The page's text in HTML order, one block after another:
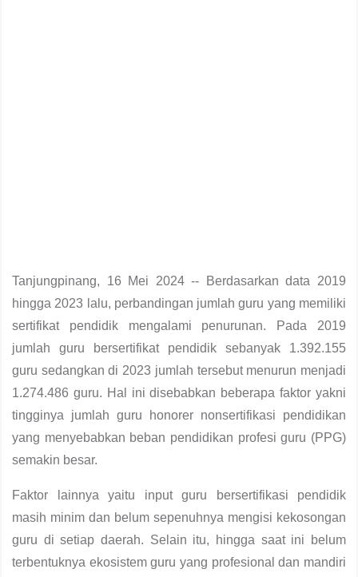
Tanjungpinang, 16 Mei 2024 -- Berdasarkan data 2019
hingga 2023 lalu, perbandingan jumlah guru yang memiliki
sertifikat pendidik mengalami penurunan. Pada 2019
jumlah guru bersertifikat pendidik sebanyak 1.392.155
guru sedangkan di 2023 jumlah tersebut menurun menjadi
1.274.486 guru. Hal ini disebabkan beberapa faktor yakni
tingginya jumlah guru honorer nonsertifikasi pendidikan
yang menyebabkan beban pendidikan profesi guru (PPG)
semakin besar.
Faktor lainnya yaitu input guru bersertifikasi pendidik
masih minim dan belum sepenuhnya mengisi kekosongan
guru di setiap daerah. Selain itu, hingga saat ini belum
terbentuknya ekosistem guru yang profesional dan mandiri